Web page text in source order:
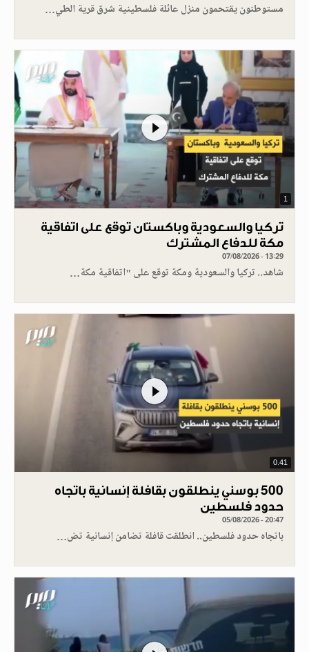
مستوطنون يقتحمون منزل عائلة فلسطينية شرق قرية الطي…
1
تركيا والسعودية وباكستان توقع على اتفاقية
مكة للدفاع المشترك
07/08/2026 - 13:29
شاهد.. تركيا والسعودية ومكة توقع على "اتفاقية مكة…
0.41
500 بوسني ينطلقون بقافلة إنسانية باتجاه
حدود فلسطين
05/08/2026 - 20:47
باتجاه حدود فلسطين.. انطلقت قافلة تضامن إنسانية تض…